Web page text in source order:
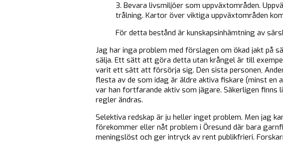
3. Bevara livsmiljöer som uppväxtområden.
trålning. Kartor över viktiga uppväxtområden
För detta bestånd är kunskapsinhämtning av
Jag har inga problem med förslagen om ökad jakt på
sälja. Ett sätt att göra detta utan krångel är till
varit ett sätt att försörja sig. Den sista personen,
flesta av de som idag är äldre aktiva fiskare (minst en
var han fortfarande aktiv som jägare. Säkerligen finns
regler ändras.
Selektiva redskap är ju heller inget problem. Men jag
förekommer eller nåt problem i Öresund där bara
meningslöst och ger intryck av rent publikfrieri.